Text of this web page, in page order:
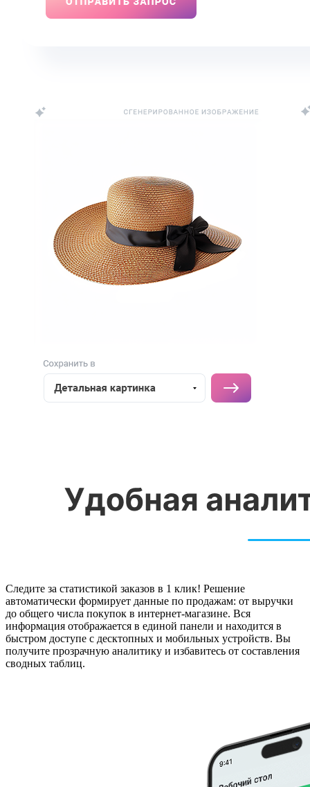
Следите за статистикой заказов в 1 клик! Решение
автоматически формирует данные по продажам: от выручки
до общего числа покупок в интернет-магазине. Вся
информация отображается в единой панели и находится в
быстром доступе с десктопных и мобильных устройств. Вы
получите прозрачную аналитику и избавитесь от составления
сводных таблиц.